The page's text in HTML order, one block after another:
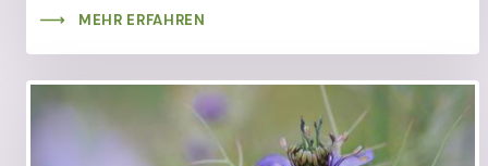
MEHR ERFAHREN